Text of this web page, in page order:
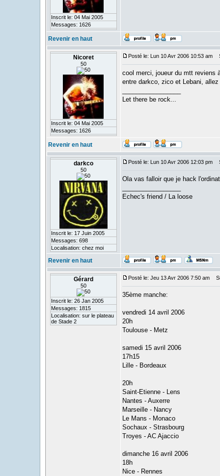
Inscrit le: 04 Mai 2005
Messages: 1626
Revenir en haut
Nicoret
50
Inscrit le: 04 Mai 2005
Messages: 1626
Posté le: Lun 10 Avr 2006 10:53 am
cool merci, joueur du mtt reviens
entre darkco, zico et Lebani,
Let there be rock...
Revenir en haut
darkco
50
Inscrit le: 17 Juin 2005
Messages: 698
Localisation: chez moi
Posté le: Lun 10 Avr 2006 12:03 pm
Ola vas falloir que je hack
Echec's friend / La loose
Revenir en haut
Gérard
50
Inscrit le: 26 Jan 2005
Messages: 1815
Localisation: sur le plateau
de Stade 2
Posté le: Jeu 13 Avr 2006 7:50 am
35ème manche:
vendredi 14 avril 2006
20h
Toulouse - Metz
samedi 15 avril 2006
17h15
Lille - Bordeaux
20h
Saint-Etienne - Lens
Nantes - Auxerre
Marseille - Nancy
Le Mans - Monaco
Sochaux - Strasbourg
Troyes - AC Ajaccio
dimanche 16 avril 2006
18h
Nice - Rennes